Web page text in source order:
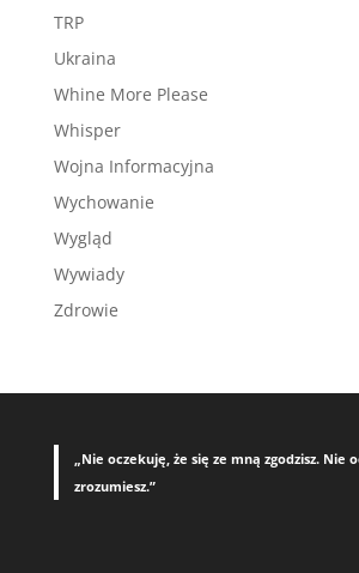
TRP
Ukraina
Whine More Please
Whisper
Wojna Informacyjna
Wychowanie
Wygląd
Wywiady
Zdrowie
„Nie oczekuję, że się ze mną zgodzisz. Nie
zrozumiesz.”